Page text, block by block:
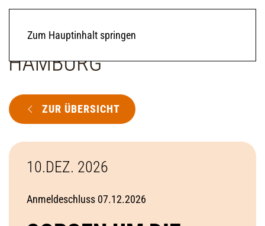
Zum Hauptinhalt springen
ZUR ÜBERSICHT
10.DEZ. 2026
Anmeldeschluss 07.12.2026